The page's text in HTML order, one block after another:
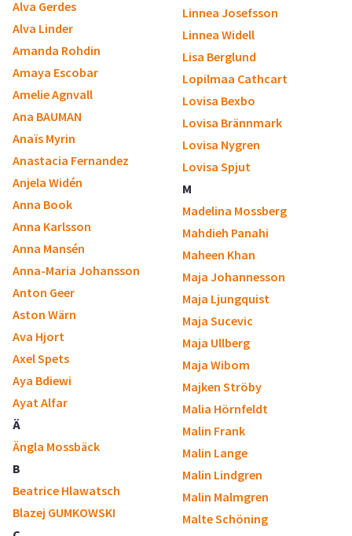
Alva Gerdes
Alva Linder
Amanda Rohdin
Amaya Escobar
Amelie Agnvall
Ana BAUMAN
Anaïs Myrin
Anastacia Fernandez
Anjela Widén
Anna Book
Anna Karlsson
Anna Mansén
Anna-Maria Johansson
Anton Geer
Aston Wärn
Ava Hjort
Axel Spets
Aya Bdiewi
Ayat Alfar
Ä
Ängla Mossbäck
B
Beatrice Hlawatsch
Blazej GUMKOWSKI
Linnea Josefsson
Linnea Widell
Lisa Berglund
Lopilmaa Cathcart
Lovisa Bexbo
Lovisa Brännmark
Lovisa Nygren
Lovisa Spjut
M
Madelina Mossberg
Mahdieh Panahi
Maheen Khan
Maja Johannesson
Maja Ljungquist
Maja Sucevic
Maja Ullberg
Maja Wibom
Majken Ströby
Malia Hörnfeldt
Malin Frank
Malin Lange
Malin Lindgren
Malin Malmgren
Malte Schöning